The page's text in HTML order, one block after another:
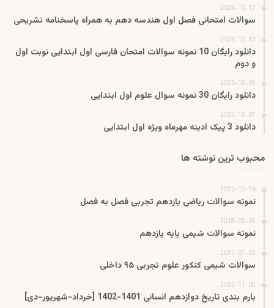
2024-12-17
سوالات امتحانی فصل اول هندسه دهم به همراه پاسخنامه تشریحی
2024-12-13
دانلود رایگان 10 نمونه سوالات امتحان فارسی اول ابتدایی نوبت اول
و دوم
2023-10-09
دانلود رایگان 30 نمونه سوال علوم اول ابتدایی
2023-10-07
دانلود 3 پیک ادینه مهرماه ویژه اول ابتدایی
محبوب ترین نوشته ها
2022-12-26
نمونه سوالات ریاضی یازدهم تجربی فصل به فصل
2018-02-15
نمونه سوالات شیمی پایه یازدهم
2017-07-02
سوالات شیمی کنکور علوم تجربی ۹۵ داخلی
2022-11-08
بارم بندی تاریخ دوازدهم انسانی 1401-1402 [خرداد-شهریور-دی]